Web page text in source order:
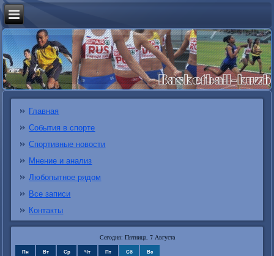
Главная
События в спорте
Спортивные новости
Мнение и анализ
Любопытное рядом
Все записи
Контакты
Сегодня: Пятница, 7 Августа
Пн Вт Ср Чт Пт Сб Вс